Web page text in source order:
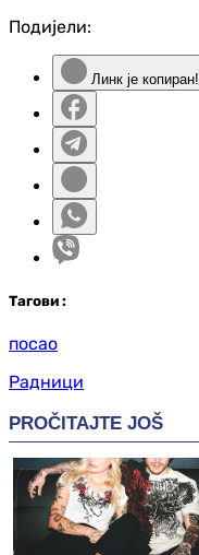
Подијели:
Линк је копиран!
Тагови :
посао
Радници